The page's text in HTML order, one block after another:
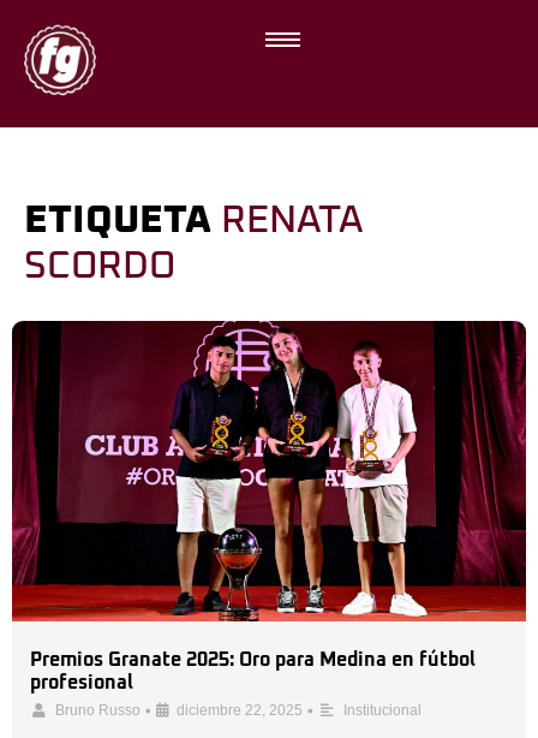
ETIQUETA RENATA
SCORDO
Premios Granate 2025: Oro para Medina en fútbol
profesional
Bruno Russo • diciembre 22, 2025 • Institucional